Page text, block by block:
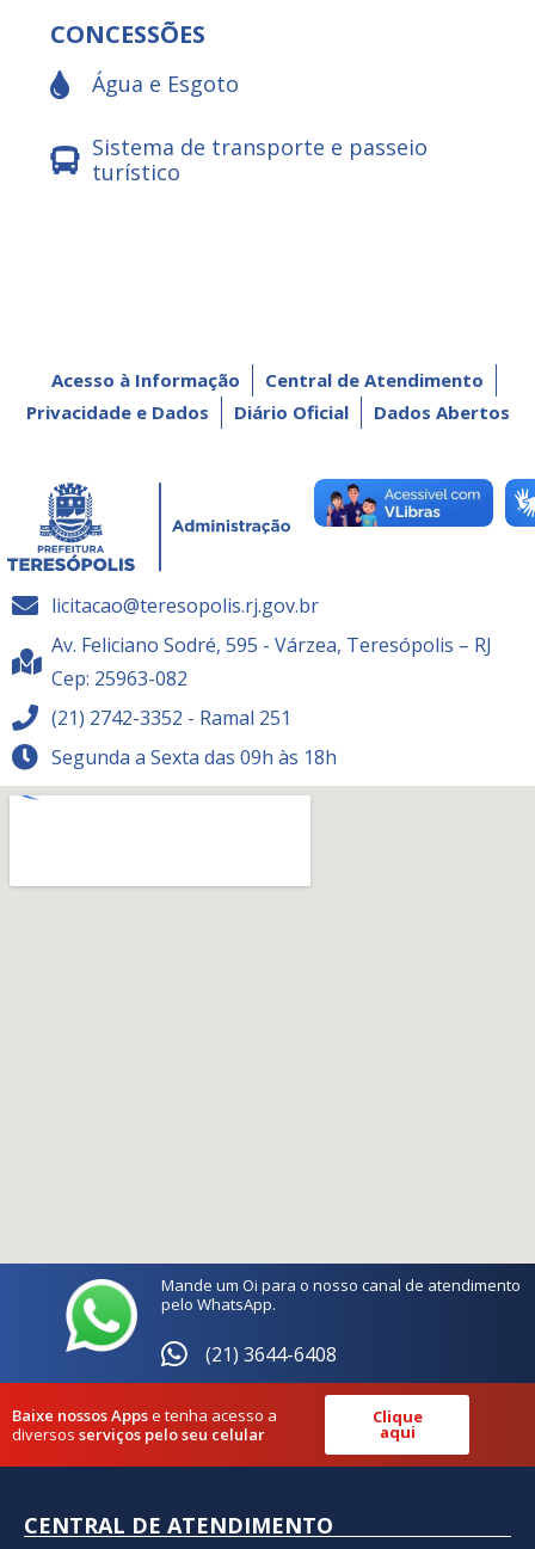
CONCESSÕES
Água e Esgoto
Sistema de transporte e passeio
turístico
Acesso à Informação
Central de Atendimento
Privacidade e Dados
Diário Oficial Dados Abertos
licitacao@teresopolis.rj.gov.br
Av. Feliciano Sodré, 595 - Várzea, Teresópolis – RJ
Cep: 25963-082
(21) 2742-3352 - Ramal 251
Segunda a Sexta das 09h às 18h
Mande um Oi para o nosso canal de atendimento
pelo WhatsApp.
(21) 3644-6408
Baixe nossos Appse tenha acesso a
diversos serviços pelo seu celular
Clique
aqui
CENTRAL DE ATENDIMENTO